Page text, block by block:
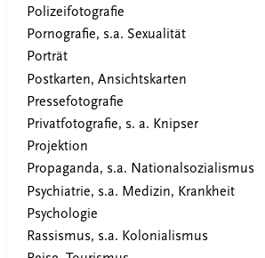
Polizeifotografie
Pornografie, s.a. Sexualität
Porträt
Postkarten, Ansichtskarten
Pressefotografie
Privatfotografie, s. a. Knipser
Projektion
Propaganda, s.a. Nationalsozialismus
Psychiatrie, s.a. Medizin, Krankheit
Psychologie
Rassismus, s.a. Kolonialismus